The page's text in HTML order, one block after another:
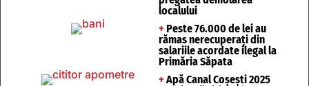
localului
+ Peste 76.000 de lei au
rămas nerecuperați din
salariile acordate ilegal la
Primăria Săpata
+ Apă Canal Coșești 2025